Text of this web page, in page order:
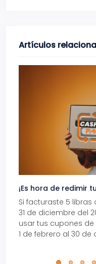
Artículos
¡Es hora de redimir
Si facturaste 5 libras
31 de diciembre del
usar tus cupones de
1 de febrero al 30 de